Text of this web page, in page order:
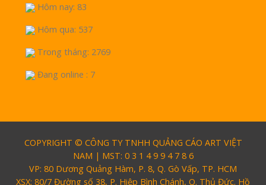
Hôm nay: 83
Hôm qua: 537
Trong tháng: 2769
Đang online : 7
COPYRIGHT © CÔNG TY TNHH QUẢNG CÁO ART VIỆT
NAM | MST: 0 3 1 4 9 9 4 7 8 6
VP: 80 Dương Quảng Hàm, P. 8, Q. Gò Vấp, TP. HCM
XSX: 80/7 Đường số 38, P. Hiệp Bình Chánh, Q. Thủ Đức. Hồ